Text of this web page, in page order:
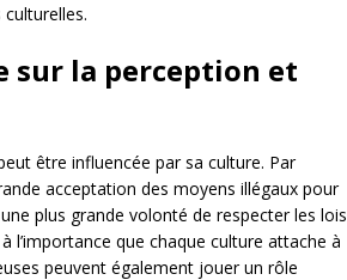
culturelles.
sur la perception et
être influencée par sa culture. Par
acceptation des moyens illégaux pour
plus grande volonté de respecter les lois
l’importance que chaque culture attache à
peuvent également jouer un rôle